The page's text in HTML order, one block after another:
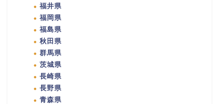
福井県
福岡県
福島県
秋田県
群馬県
茨城県
長崎県
長野県
青森県